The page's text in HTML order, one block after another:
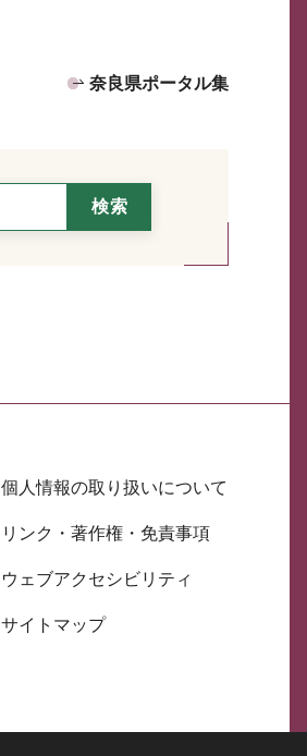
奈良県ポータル集
個人情報の取り扱いについて
リンク・著作権・免責事項
ウェブアクセシビリティ
サイトマップ